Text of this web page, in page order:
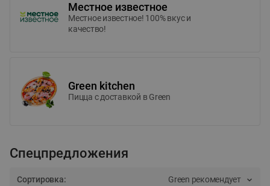
Местное известное
Местное известное! 100% вкус и
качество!
Green kitchen
Пицца c доставкой в Green
Спецпредложения
Сортировка: Green рекомендует